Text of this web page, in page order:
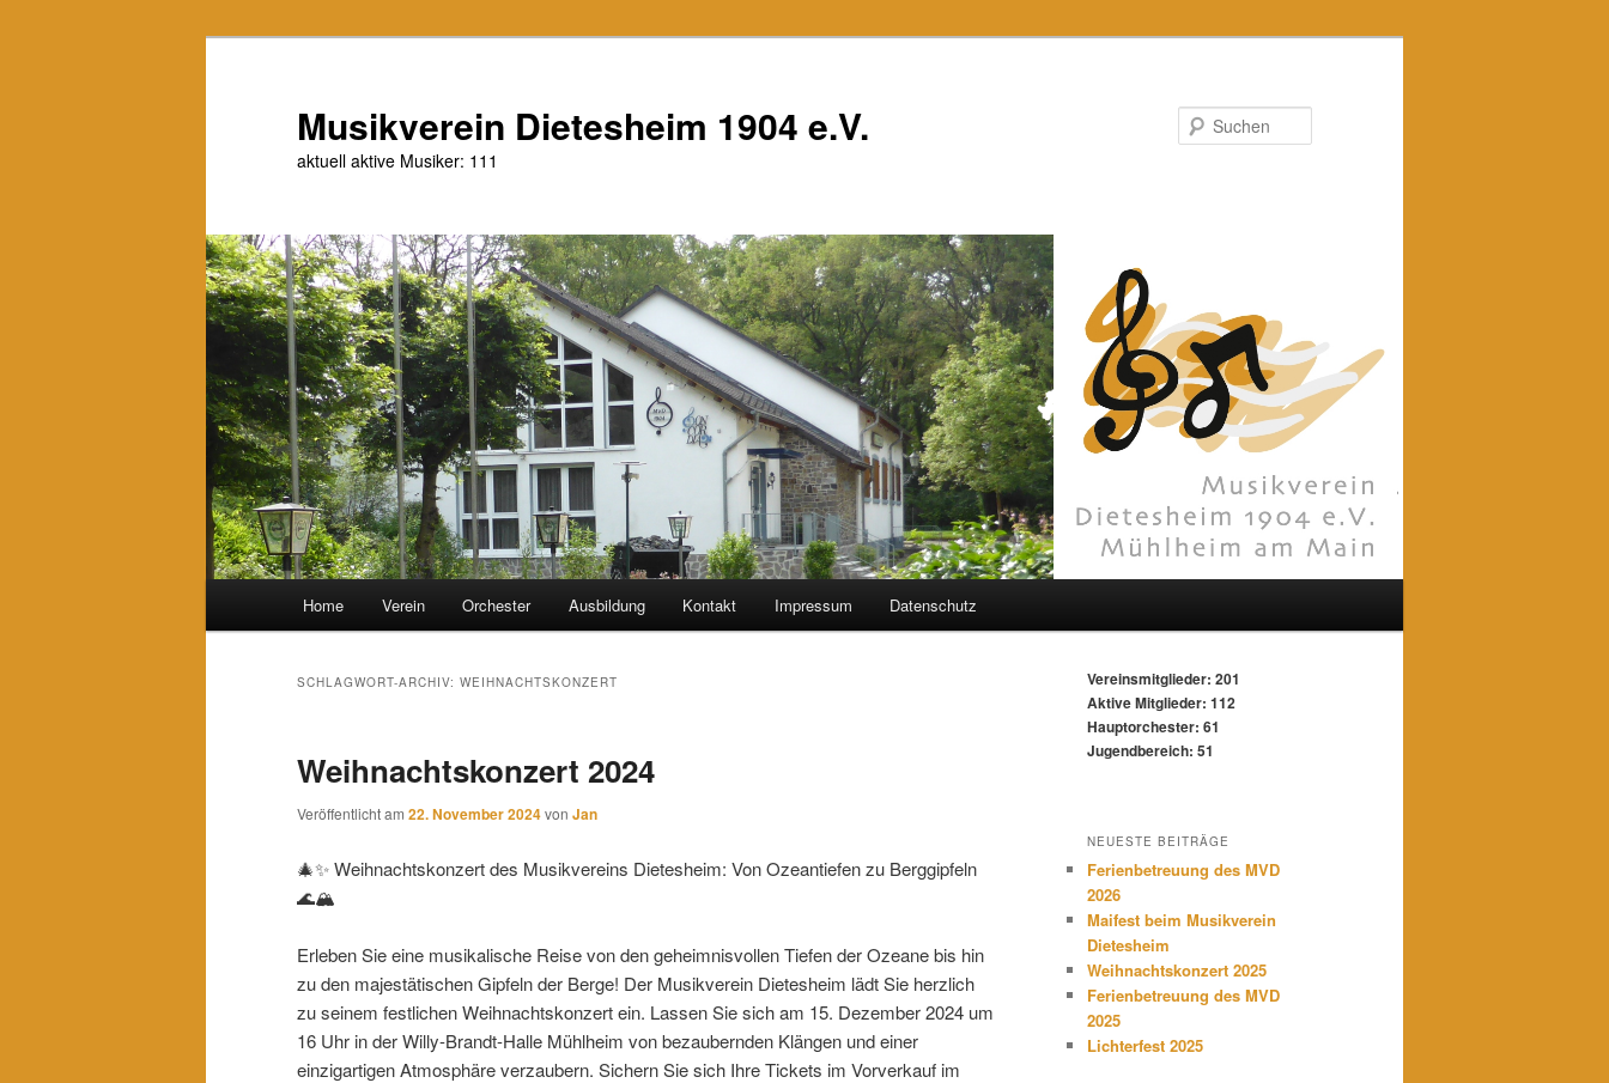
Musikverein Dietesheim 1904 e.V.
aktuell aktive Musiker: 111
Home Verein Orchester Ausbildung Kontakt Impressum Datenschutz
SCHLAGWORT-ARCHIV: WEIHNACHTSKONZERT
Weihnachtskonzert 2024
Veröffentlicht am 22. November 2024von Jan
🎄✨ Weihnachtskonzert des Musikvereins Dietesheim: Von Ozeantiefen zu Berggipfeln
🌊🏔️
Erleben Sie eine musikalische Reise von den geheimnisvollen Tiefen der Ozeane bis hin
zu den majestätischen Gipfeln der Berge! Der Musikverein Dietesheim lädt Sie herzlich
zu seinem festlichen Weihnachtskonzert ein. Lassen Sie sich am 15. Dezember 2024 um
16 Uhr in der Willy-Brandt-Halle Mühlheim von bezaubernden Klängen und einer
einzigartigen Atmosphäre verzaubern. Sichern Sie sich Ihre Tickets im Vorverkauf im
Vereinsmitglieder: 201
Aktive Mitglieder: 112
Hauptorchester: 61
Jugendbereich: 51
NEUESTE BEITRÄGE
Ferienbetreuung des MVD
2026
Maifest beim Musikverein
Dietesheim
Weihnachtskonzert 2025
Ferienbetreuung des MVD
2025
Lichterfest 2025